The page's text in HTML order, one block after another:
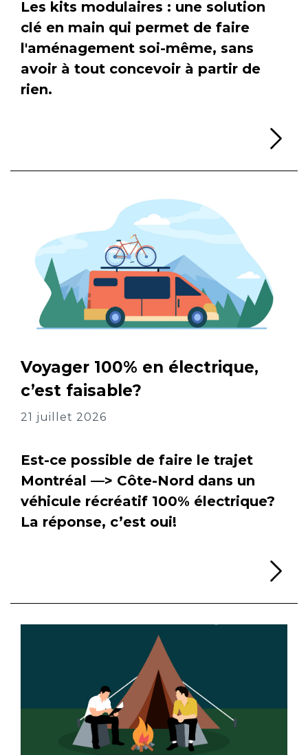
Les kits modulaires : une solution
clé en main qui permet de faire
l'aménagement soi-même, sans
avoir à tout concevoir à partir de
rien.
Voyager 100% en électrique,
c’est faisable?
21 juillet 2026
Est-ce possible de faire le trajet
Montréal —> Côte-Nord dans un
véhicule récréatif 100% électrique?
La réponse, c’est oui!